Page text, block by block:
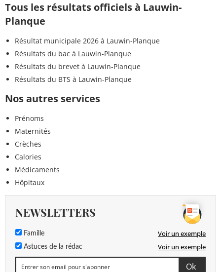
Tous les résultats officiels à Lauwin-
Planque
Résultat municipale 2026 à Lauwin-Planque
Résultats du bac à Lauwin-Planque
Résultats du brevet à Lauwin-Planque
Résultats du BTS à Lauwin-Planque
Nos autres services
Prénoms
Maternités
Crèches
Calories
Médicaments
Hôpitaux
NEWSLETTERS
Famille Voir un exemple
Astuces de la rédac Voir un exemple